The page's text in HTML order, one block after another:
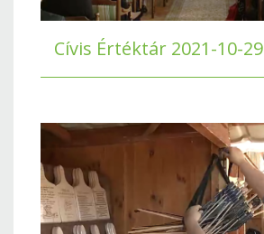
Cívis Értéktár 2021-10-29